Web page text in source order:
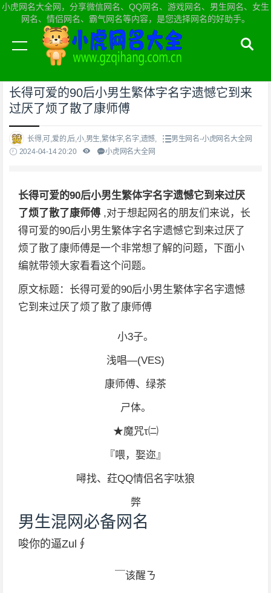
小虎网名大全网，分享微信网名、QQ网名、游戏网名、男生网名、女生
网名、情侣网名、霸气网名等内容，是您选择网名的好助手。
当前位置：小虎网名大全网首页>男生网名
长得可爱的90后小男生繁体字名字遗憾它到来
过厌了烦了散了康师傅
长得,可,爱的,后,小,男生,繁体字,名字,遗憾,
男生网名-小虎网名大全网
2024-04-14 20:20
小虎网名大全网
长得可爱的90后小男生繁体字名字遗憾它到来过厌
了烦了散了康师傅 ,对于想起网名的朋友们来说，长
得可爱的90后小男生繁体字名字遗憾它到来过厌了
烦了散了康师傅是一个非常想了解的问题，下面小
编就带领大家看看这个问题。
原文标题：长得可爱的90后小男生繁体字名字遗憾
它到来过厌了烦了散了康师傅
小3子。
浅唱—(VES)
康师傅、绿茶
ㄕ体。
★魔咒τ㈡
『喂，娶迩』
噚找、荭QQ情侣名字呔狼
弊
男生混网必备网名
唆你的逼Zul∮
￣该醒ㄋ